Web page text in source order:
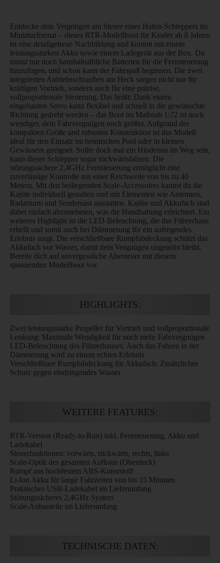
Entdecke dein Vergnügen am Steuer eines Hafen-Schleppers im
Miniaturformat – dieses RTR-Modellboot für Kinder ab 8 Jahren
ist eine detailgetreue Nachbildung und kommt mit einem
leistungsstarken Akku sowie einem Ladegerät aus der Box. Du
musst nur noch haushaltsübliche Batterien für die Fernsteuerung
hinzufügen, und schon kann der Fahrspaß beginnen. Die zwei
integrierten Antriebsschrauben am Heck sorgen nicht nur für
kräftigen Vortrieb, sondern auch für eine präzise,
vollproportionale Steuerung. Das heißt: Dank einem
eingebauten Servo kann flexibel und schnell in die gewünschte
Richtung gedreht werden – das Boot im Maßstab 1:72 ist noch
wendiger, dein Fahrvergnügen noch größer. Aufgrund der
kompakten Größe und robusten Konstruktion ist das Modell
ideal für den Einsatz im heimischen Pool oder in kleinen
Gewässern geeignet. Sollte doch mal ein Hindernis im Weg sein,
kann dieser Schlepper sogar rückwärtsfahren. Die
störungssichere 2,4GHz Fernsteuerung ermöglicht eine
zuverlässige Kontrolle mit einer Reichweite von bis zu 40
Metern. Mit den beiliegenden Scale-Accessoires kannst du die
Kajüte individuell gestalten und mit Elementen wie Antennen,
Radarturm und Sendemast ausstatten. Kajüte und Akkufach sind
dabei einfach abzunehmen, was die Handhabung erleichtert. Ein
weiteres Highlight ist die LED-Beleuchtung, die das Führerhaus
erhellt und somit auch bei Dämmerung für ein aufregendes
Erlebnis sorgt. Die verschließbare Rumpfabdeckung schützt das
Akkufach vor Wasser, damit dein Vergnügen ungetrübt bleibt.
Bereite dich auf unvergessliche Abenteuer mit diesem
spannenden Modellboot vor.
HIGHLIGHTS:
Zwei leistungsstarke Propeller für Vortrieb und vollproportionale
Lenkung: Maximale Wendigkeit für noch mehr Fahrvergnügen
LED-Beleuchtung des Führerhauses: Auch das Fahren in der
Dämmerung wird zu einem echten Erlebnis
Verschließbare Rumpfabdeckung für Akkufach: Zusätzlicher
Schutz gegen eindringendes Wasser
WEITERE FEATURES:
RTR-Version (Ready-to-Run) inkl. Fernsteuerung, Akku und
Ladekabel
Steuerfunktionen: vorwärts, rückwärts, rechts, links
Scale-Optik des gesamten Aufbaus (Oberdeck)
Rumpf aus hochfestem ABS-Kunststoff
Li-Ion Akku für lange Fahrzeiten von bis 15 Minuten
Praktisches USB-Ladekabel im Lieferumfang
Störungssicheres 2,4GHz System
Scale-Anbauteile im Lieferumfang
TECHNISCHE DATEN: